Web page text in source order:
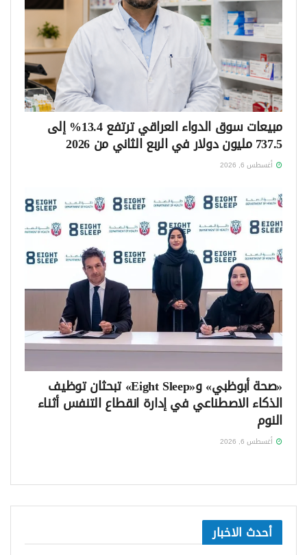
مبيعات سوق الدواء العراقي ترتفع 13.4% إلى
737.5 مليون دولار في الربع الثاني من 2026
أغسطس 6, 2026
«صحة أبوظبي» و«Eight Sleep» تبحثان توظيف
الذكاء الاصطناعي في إدارة انقطاع التنفس أثناء
النوم
أغسطس 6, 2026
أحدث الاخبار